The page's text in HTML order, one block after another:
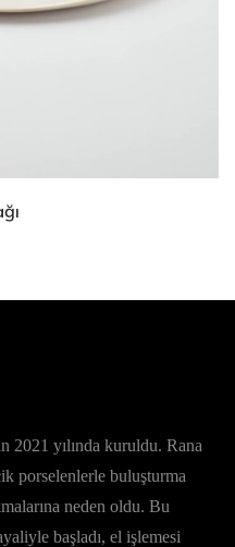
2021 yılında kuruldu. Rana
porselenlerle buluşturma
neden oldu. Bu
başladı, el işlemesi